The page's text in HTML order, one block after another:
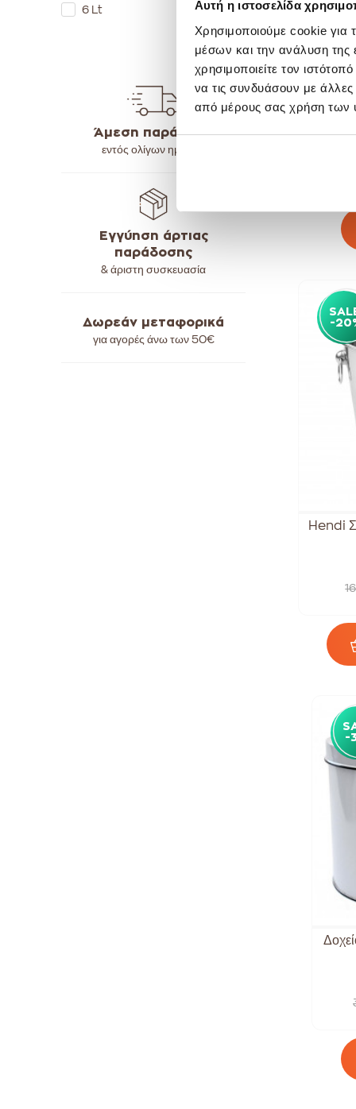
Αυτή η ιστοσελίδα
Χρησιμοποιούμε cookie για
μέσων και την ανάλυση της
χρησιμοποιείτε τον
να τις συνδυάσουν με
από μέρους σας χρήση των
6 Lt
Άμεση παράδοση
εντός ολίγων ημερών
Εγγύηση άρτιας
παράδοσης
& άριστη συσκευασία
Δωρεάν μεταφορικά
για αγορές άνω των 50€
-
Hendi
-